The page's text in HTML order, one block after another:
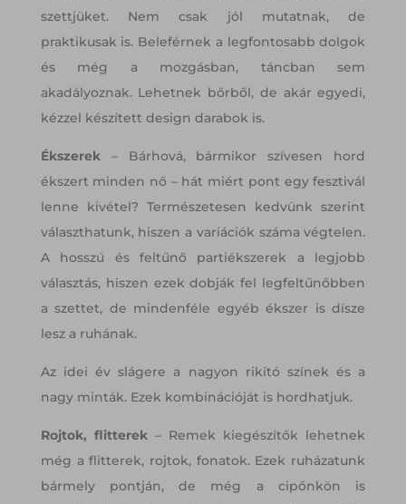
szettjüket. Nem csak jól mutatnak, de
praktikusak is. Beleférnek a legfontosabb dolgok
és még a mozgásban, táncban sem
akadályoznak. Lehetnek bőrből, de akár egyedi,
kézzel készített design darabok is.
Ékszerek – Bárhová, bármikor szívesen hord
ékszert minden nő – hát miért pont egy fesztivál
lenne kivétel? Természetesen kedvünk szerint
választhatunk, hiszen a variációk száma végtelen.
A hosszú és feltűnő partiékszerek a legjobb
választás, hiszen ezek dobják fel legfeltűnőbben
a szettet, de mindenféle egyéb ékszer is dísze
lesz a ruhának.
Az idei év slágere a nagyon rikító színek és a
nagy minták. Ezek kombinációját is hordhatjuk.
Rojtok, flitterek– Remek kiegészítők lehetnek
még a flitterek, rojtok, fonatok. Ezek ruházatunk
bármely pontján, de még a cipőnkön is